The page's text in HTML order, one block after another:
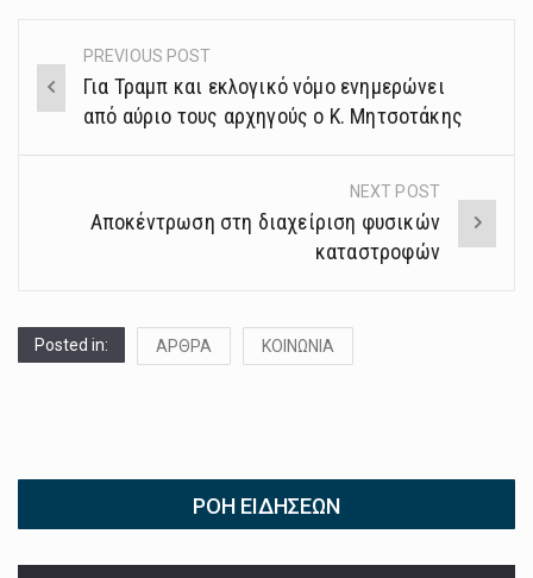
Post
navigation
PREVIOUS POST
Για Τραμπ και εκλογικό νόμο ενημερώνει
από αύριο τους αρχηγούς ο Κ. Μητσοτάκης
NEXT POST
Αποκέντρωση στη διαχείριση φυσικών
καταστροφών
Posted in: ΑΡΘΡΑ ΚΟΙΝΩΝΙΑ
ΡΟΉ ΕΙΔΉΣΕΩΝ